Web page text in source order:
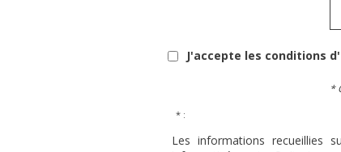
J'accepte les conditions
*
* :
Les informations recueillies